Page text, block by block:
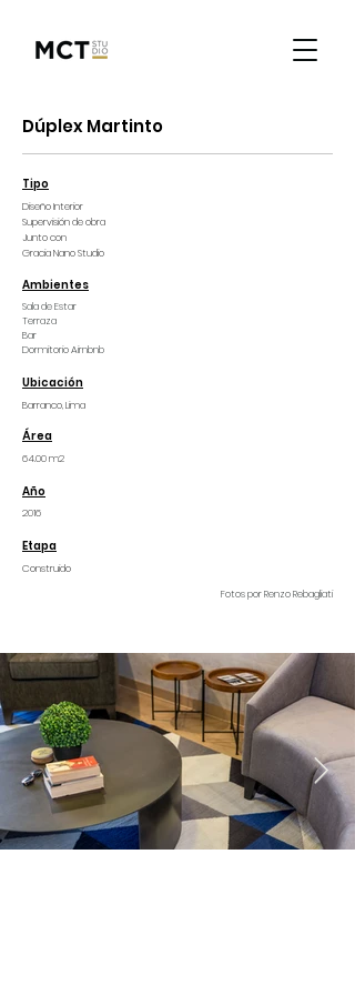
Dúplex Martinto
Tipo
Diseño Interior
Supervisión de obra
Junto con
Gracia Nano Studio
Ambientes
Sala de Estar
Terraza
Bar
Dormitorio Airnbnb
Ubicación
Barranco, Lima
Área
64.00 m2
Año
2016
Etapa
Construido
Fotos por Renzo Rebagliati